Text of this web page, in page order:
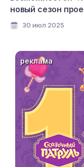
новый сезон
мультфильмов»
30 июл 2025
реклама